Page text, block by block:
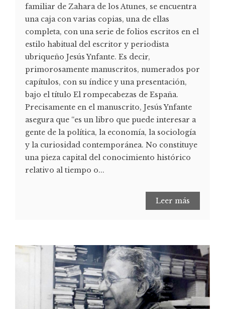
familiar de Zahara de los Atunes, se encuentra
una caja con varias copias, una de ellas
completa, con una serie de folios escritos en el
estilo habitual del escritor y periodista
ubriqueño Jesús Ynfante. Es decir,
primorosamente manuscritos, numerados por
capítulos, con su índice y una presentación,
bajo el título El rompecabezas de España.
Precisamente en el manuscrito, Jesús Ynfante
asegura que “es un libro que puede interesar a
gente de la política, la economía, la sociología
y la curiosidad contemporánea. No constituye
una pieza capital del conocimiento histórico
relativo al tiempo o...
Leer más